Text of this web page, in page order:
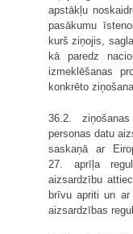
apstākļu
pasākumu
kurš ziņojis,
kā paredz
izmeklēšanas
konkrēto
36.2.
personas datu
saskaņā ar
27. aprīļa
aizsardzību
brīvu apriti un
aizsardzības